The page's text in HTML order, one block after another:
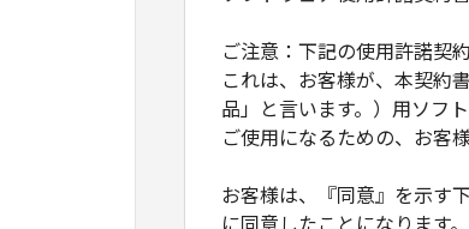
ご注意：下記の使用許諾契
これは、お客様が、本契約
品」と言います。）用ソフ
ご使用になるための、お客
お客様は、『同意』を示す
に同意したことになります。